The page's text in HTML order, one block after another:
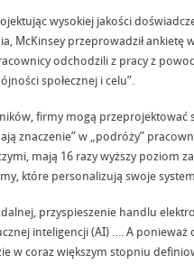
wysokiej jakości
McKinsey przeprowadził ankietę
odchodzili z pracy z
społecznej i celu”.
firmy mogą przeprojektować
znaczenie” w „podróży”
mają 16 razy wyższy poziom
które personalizują swoje
przyspieszenie handlu
inteligencji (AI) …. A ponieważ
w coraz większym stopniu